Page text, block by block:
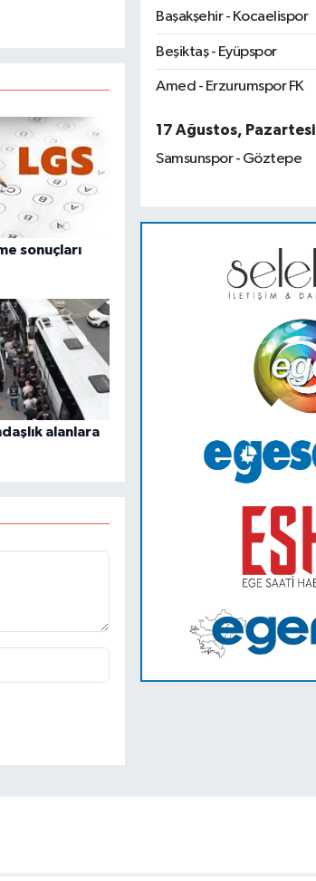
sonuçları
alanlara
Başakşehir - Kocaelispor
Beşiktaş - Eyüpspor
Amed - Erzurumspor FK
17 Ağustos, Pazartesi
Samsunspor - Göztepe